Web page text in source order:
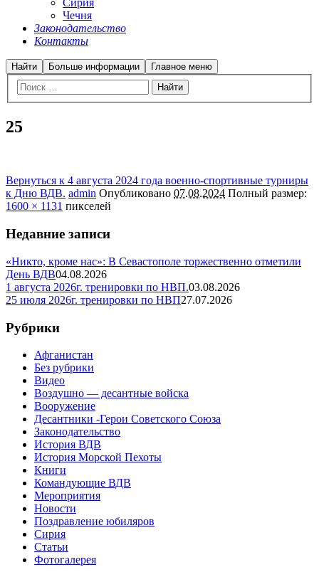
Сирия
Чечня
Законодательство
Контакты
Найти Больше информации Главное меню
25
Вернуться к 4 августа 2024 года военно-спортивные турниры
к Дню ВДВ. admin Опубликовано 07.08.2024 Полный размер:
1600 × 1131 пикселей
Недавние записи
«Никто, кроме нас»: В Севастополе торжественно отметили
День ВДВ04.08.2026
1 августа 2026г. тренировки по НВП.03.08.2026
25 июля 2026г. тренировки по НВП27.07.2026
Рубрики
Афганистан
Без рубрики
Видео
Воздушно — десантные войска
Вооружение
Десантники -Герои Советского Союза
Законодательство
История ВДВ
История Морской Пехоты
Книги
Командующие ВДВ
Мероприятия
Новости
Поздравление юбиляров
Сирия
Статьи
Фотогалерея